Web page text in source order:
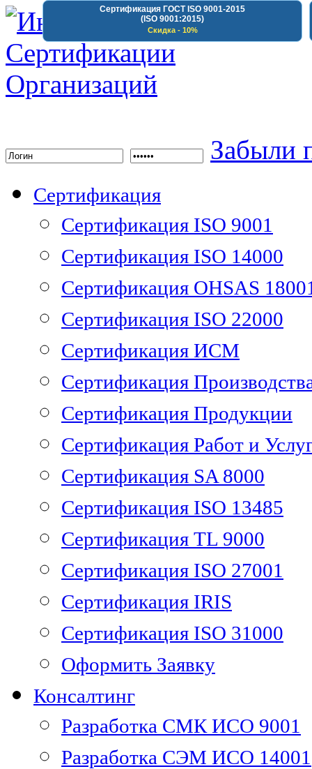
Сертификация ГОСТ ISO 9001-2015
(ISO 9001:2015)
Скидка - 10%
Забыли
Сертификация
Сертификация ISO 9001
Сертификация ISO 14000
Сертификация OHSAS
Сертификация ISO 22000
Сертификация ИСМ
Сертификация
Сертификация Продукции
Сертификация Работ и
Сертификация SA 8000
Сертификация ISO 13485
Сертификация TL 9000
Сертификация ISO 27001
Сертификация IRIS
Сертификация ISO 31000
Оформить Заявку
Консалтинг
Разработка СМК ИСО 9001
Разработка СЭМ ИСО 14001